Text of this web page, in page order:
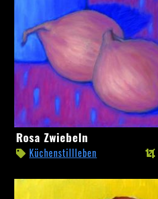
Rosa
Zwiebeln
Rosa Zwiebeln
Küchenstillleben